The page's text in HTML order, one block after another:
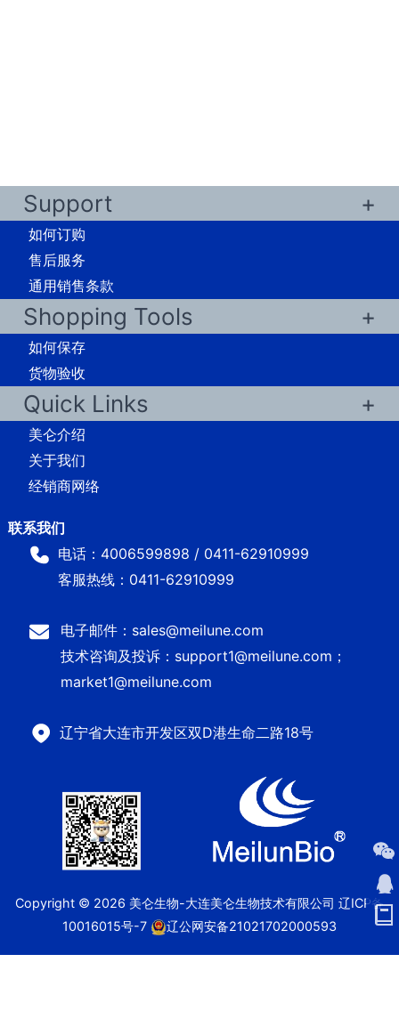
Support
如何订购
售后服务
通用销售条款
Shopping Tools
如何保存
货物验收
Quick Links
美仑介绍
关于我们
经销商网络
电话：4006599898 / 0411-62910999
客服热线：0411-62910999
电子邮件：sales@meilune.com
技术咨询及投诉：support1@meilune.com；
market1@meilune.com
辽宁省大连市开发区双D港生命二路18号
Copyright © 2026 美仑生物-大连美仑生物技术有限公司 辽ICP备
10016015号-7
辽公网安备21021702000593